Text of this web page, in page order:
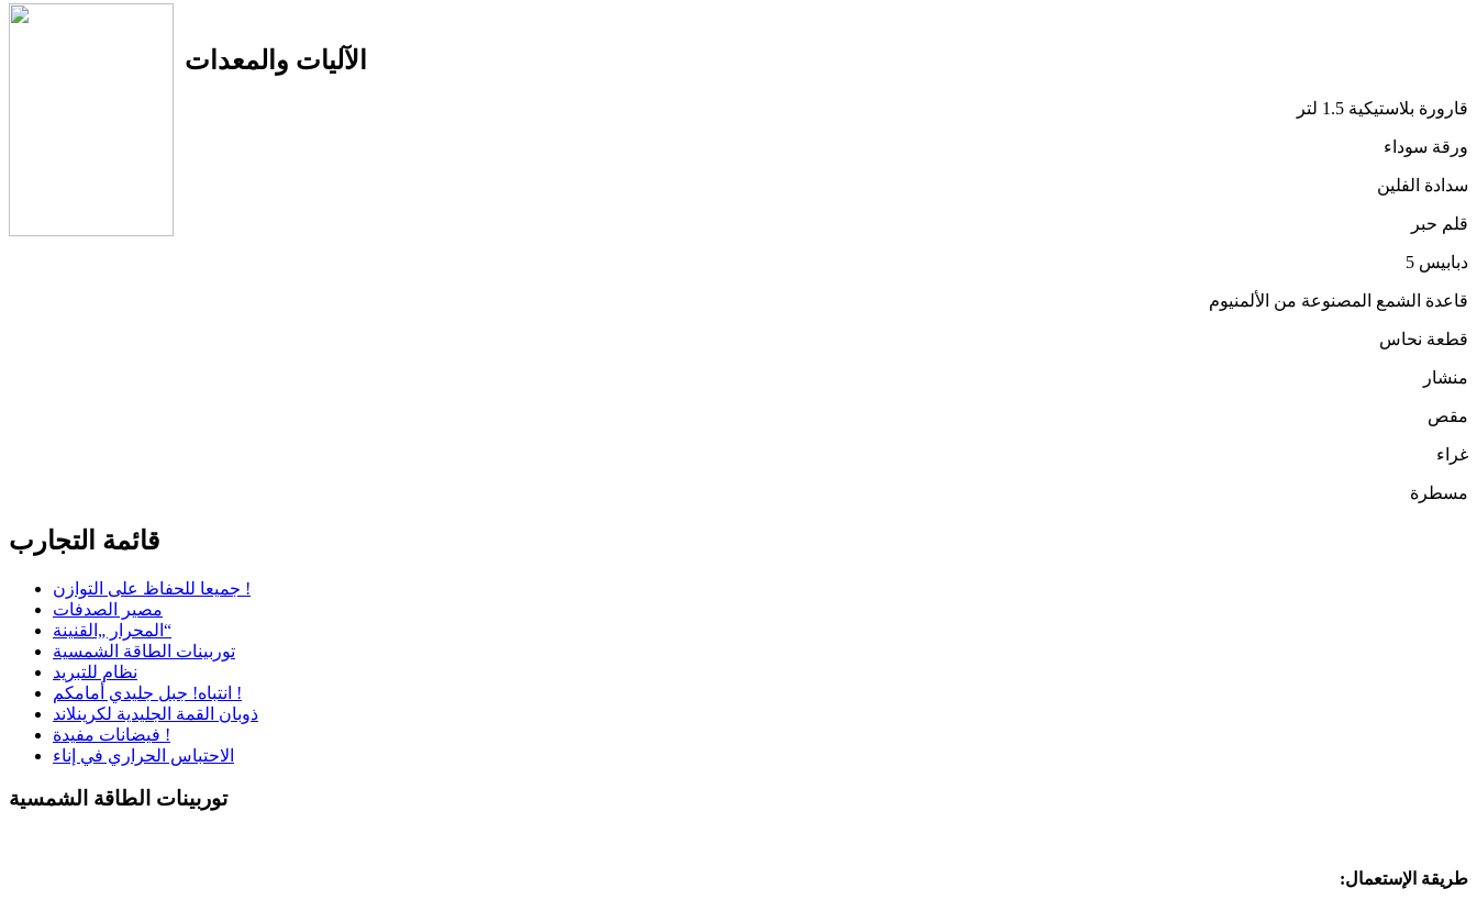
الآليات والمعدات
قارورة بلاستيكية 1.5 لتر
ورقة سوداء
سدادة الفلين
قلم حبر
دبابيس 5
قاعدة الشمع المصنوعة من الألمنيوم
قطعة نحاس
منشار
مقص
غراء
مسطرة
قائمة التجارب
جميعا للحفاظ على التوازن !
مصير الصدفات
المحرار „القنينة“
توربينات الطاقة الشمسية
نظام للتبريد
انتباه! جبل جليدي أمامكم !
ذوبان القمة الجليدية لكرينلاند
فيضانات مفيدة !
الاحتباس الحراري في إناء
توربينات الطاقة الشمسية
طريقة الإستعمال: